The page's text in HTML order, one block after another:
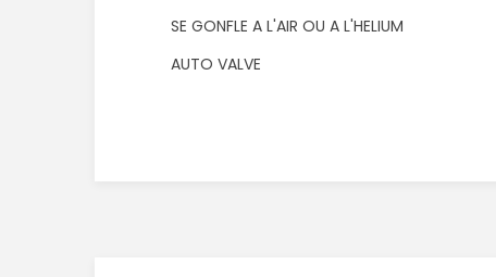
SE GONFLE A L'AIR OU A L'HELIUM
AUTO VALVE